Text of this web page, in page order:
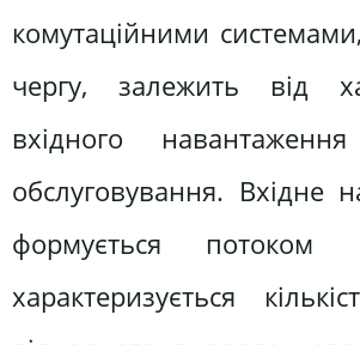
комутаційними
чергу, залежить від
вхідного
обслуговування. Вхідне
формується потоком
характеризується